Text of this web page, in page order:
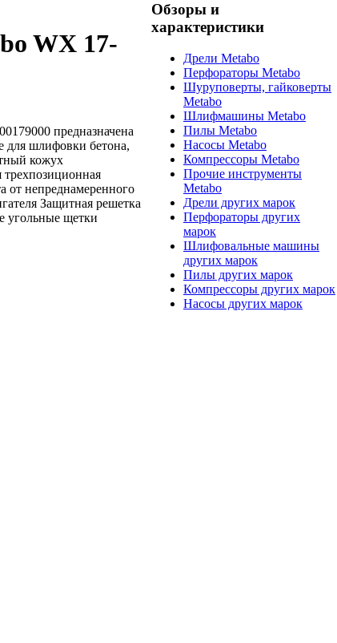
WX 17-
предназначена
для шлифовки бетона,
кожух
от непреднамеренного
Защитная решетка
угольные щетки
Обзоры и
характеристики
Дрели Metabo
Перфораторы Metabo
Шуруповерты, гайковерты
Metabo
Шлифмашины Metabo
Пилы Metabo
Насосы Metabo
Компрессоры Metabo
Прочие инструменты
Metabo
Дрели других марок
Перфораторы других
марок
Шлифовальные машины
других марок
Пилы других марок
Компрессоры других марок
Насосы других марок